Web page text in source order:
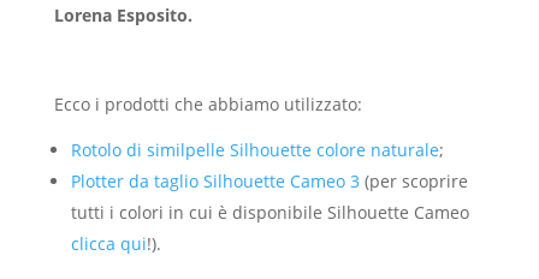
Lorena Esposito.
Ecco i prodotti che abbiamo utilizzato:
Rotolo di similpelle Silhouette colore naturale;
Plotter da taglio Silhouette Cameo 3(per scoprire
tutti i colori in cui è disponibile Silhouette Cameo
clicca qui!).